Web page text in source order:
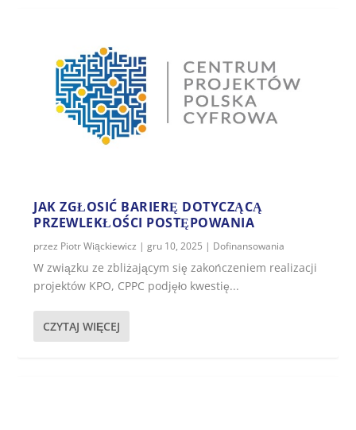
JAK ZGŁOSIĆ BARIERĘ DOTYCZĄCĄ
PRZEWLEKŁOŚCI POSTĘPOWANIA
przez Piotr Wiąckiewicz |gru 10, 2025 | Dofinansowania
W związku ze zbliżającym się zakończeniem realizacji
projektów KPO, CPPC podjęło kwestię...
CZYTAJ WIĘCEJ